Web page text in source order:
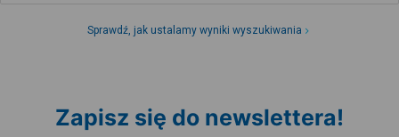
Sprawdź, jak ustalamy wyniki wyszukiwania
Zapisz się do newslettera!